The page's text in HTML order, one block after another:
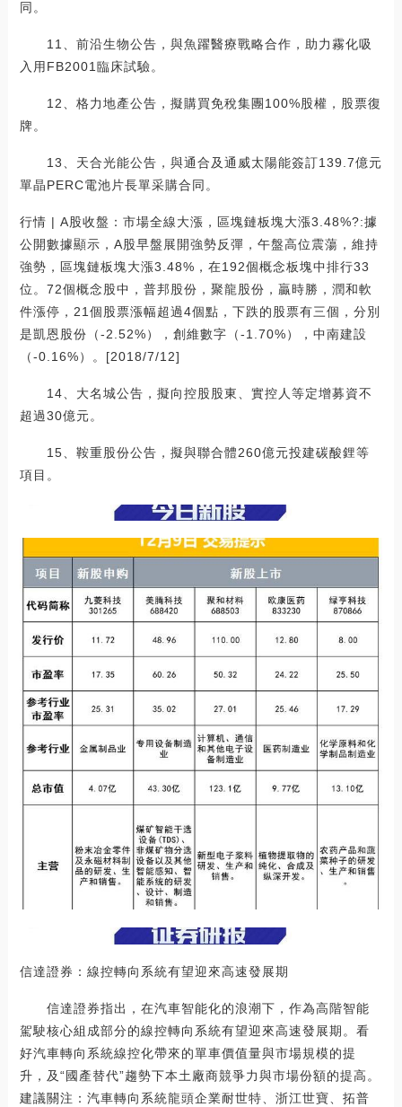
同。
11、前沿生物公告，與魚躍醫療戰略合作，助力霧化吸
入用FB2001臨床試驗。
12、格力地產公告，擬購買免稅集團100%股權，股票復
牌。
13、天合光能公告，與通合及通威太陽能簽訂139.7億元
單晶PERC電池片長單采購合同。
行情 | A股收盤：市場全線大漲，區塊鏈板塊大漲3.48%?:據
公開數據顯示，A股早盤展開強勢反彈，午盤高位震蕩，維持
強勢，區塊鏈板塊大漲3.48%，在192個概念板塊中排行33
位。72個概念股中，普邦股份，聚龍股份，贏時勝，潤和軟
件漲停，21個股票漲幅超過4個點，下跌的股票有三個，分別
是凱恩股份（-2.52%），創維數字（-1.70%），中南建設
（-0.16%）。[2018/7/12]
14、大名城公告，擬向控股股東、實控人等定增募資不
超過30億元。
15、鞍重股份公告，擬與聯合體260億元投建碳酸鋰等
項目。
信達證券：線控轉向系統有望迎來高速發展期
信達證券指出，在汽車智能化的浪潮下，作為高階智能
駕駛核心組成部分的線控轉向系統有望迎來高速發展期。看
好汽車轉向系統線控化帶來的單車價值量與市場規模的提
升，及“國產替代”趨勢下本土廠商競爭力與市場份額的提高。
建議關注：汽車轉向系統龍頭企業耐世特、浙江世寶、拓普